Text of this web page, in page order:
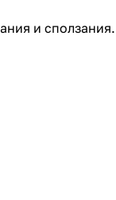
и сползания.